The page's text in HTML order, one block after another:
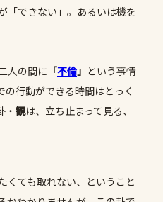
「できない」。あるいは機を
人の間に 「不倫」 という事情
行動ができる時間はとっく
・ 観は、立ち止まって見る、
くても取れない、ということ